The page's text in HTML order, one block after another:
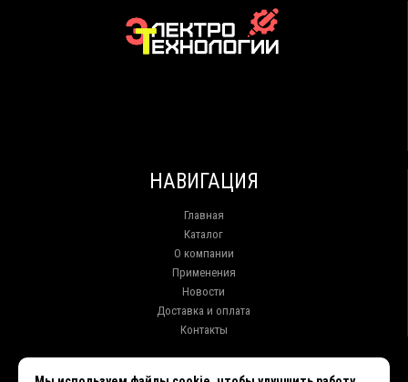
НАВИГАЦИЯ
Главная
Каталог
О компании
Применения
Новости
Доставка и оплата
Контакты